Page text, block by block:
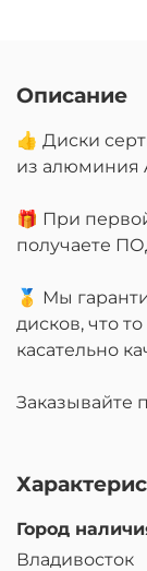
Описание
👍 Диски
из алюминия
🎁 При
получаете
🥇 Мы
дисков, что
касательно
Заказывайте
Город
Владивосток